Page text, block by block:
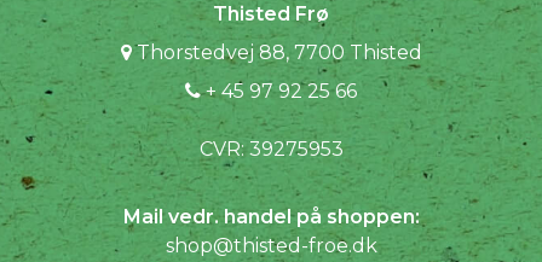
Thisted Frø
Thorstedvej 88, 7700 Thisted
+ 45 97 92 25 66
CVR: 39275953
Mail vedr. handel på shoppen:
shop@thisted-froe.dk